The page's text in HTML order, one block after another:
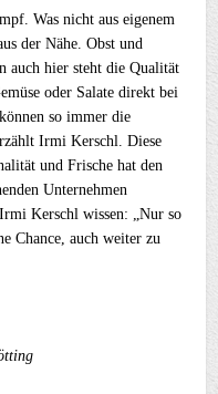
Was nicht aus eigenem
der Nähe. Obst und
auch hier steht die Qualität
oder Salate direkt bei
so immer die
Irmi Kerschl. Diese
und Frische hat den
Unternehmen
Kerschl wissen: „Nur so
Chance, auch weiter zu